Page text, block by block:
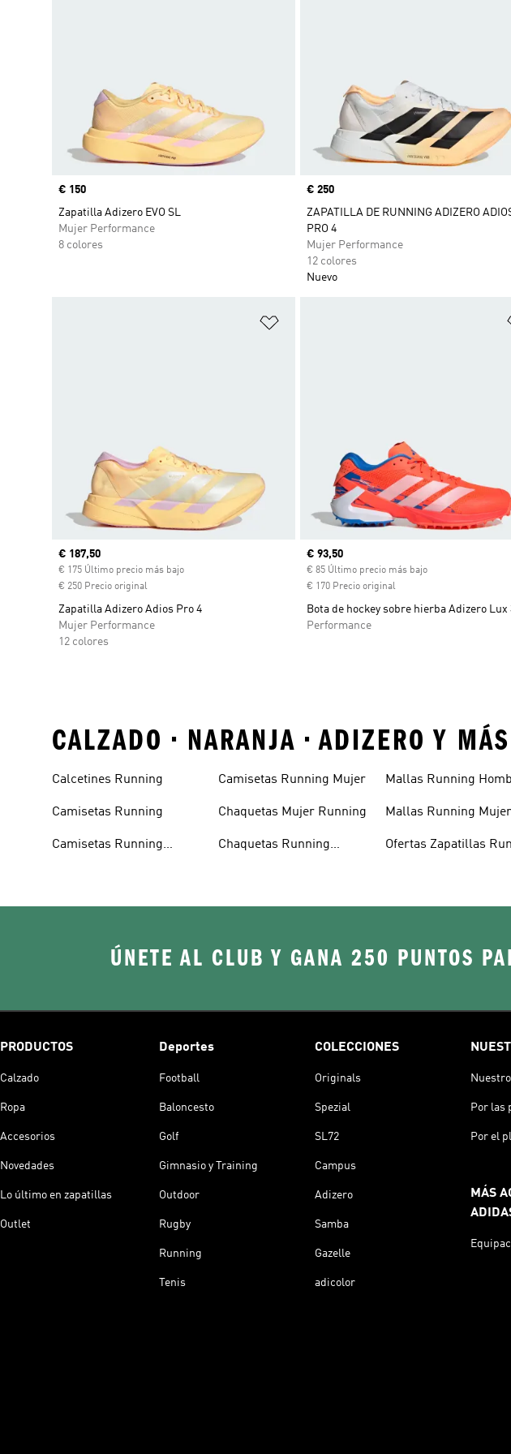
Precio
€ 150
Zapatilla Adizero EVO SL
Mujer Performance
8 colores
Precio
€ 250
ZAPATILLA DE RUNNING ADIZERO
PRO 4
Mujer Performance
12 colores
Nuevo
Precio actual
€ 187,50
€ 175 Último precio más bajo
€ 250 Precio original
Zapatilla Adizero Adios Pro 4
Mujer Performance
12 colores
Precio actual
€ 93,50
€ 85 Último precio más bajo
€ 170 Precio original
Bota de hockey sobre hierba Adizero Lux
Performance
CALZADO • NARANJA • ADIZERO Y
Calcetines Running
Camisetas Running
Camisetas Running
Camisetas Running Mujer
Chaquetas Mujer Running
Chaquetas Running
Mallas Running
Mallas Running Mujer
Ofertas Zapatillas
ÚNETE AL CLUB Y GANA 250 PUNTOS
PRODUCTOS
Calzado
Ropa
Accesorios
Novedades
Lo último en zapatillas
Outlet
Deportes
Football
Baloncesto
Golf
Gimnasio y Training
Outdoor
Rugby
Running
Tenis
COLECCIONES
Originals
Spezial
SL72
Campus
Adizero
Samba
Gazelle
adicolor
Por las
Por el
MÁS